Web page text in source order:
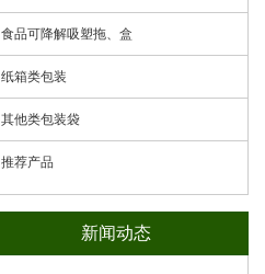
食品可降解吸塑拖、盒
纸箱类包装
其他类包装袋
推荐产品
新闻动态